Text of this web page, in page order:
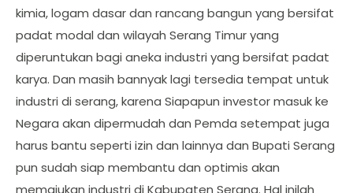
kimia, logam dasar dan rancang bangun yang bersifat
padat modal dan wilayah Serang Timur yang
diperuntukan bagi aneka industri yang bersifat padat
karya. Dan masih bannyak lagi tersedia tempat untuk
industri di serang, karena Siapapun investor masuk ke
Negara akan dipermudah dan Pemda setempat juga
harus bantu seperti izin dan lainnya dan Bupati Serang
pun sudah siap membantu dan optimis akan
memajukan industri di Kabupaten Serang. Hal inilah